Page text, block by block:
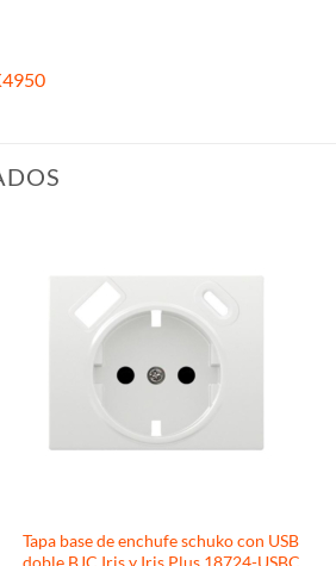
Tapa base de enchufe schuko con USB
doble BJC Iris y Iris Plus 18724-USBC